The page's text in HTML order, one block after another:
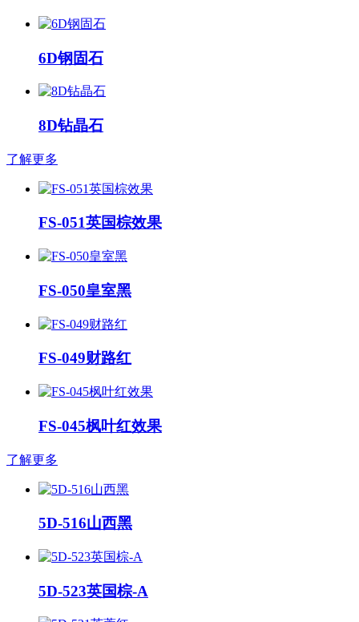
6D钢固石
8D钻晶石
了解更多
FS-051英国棕效果
FS-050皇室黑
FS-049财路红
FS-045枫叶红效果
了解更多
5D-516山西黑
5D-523英国棕-A